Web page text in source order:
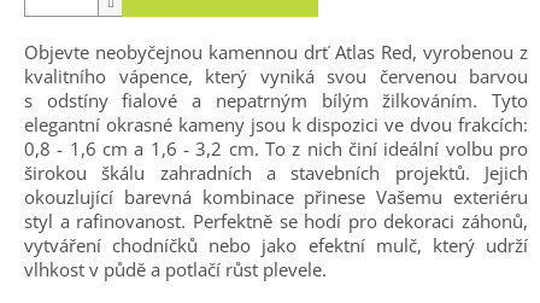
Objevte neobyčejnou kamennou drť Atlas Red, vyrobenou z
kvalitního vápence, který vyniká svou červenou barvou
s odstíny fialové a nepatrným bílým žilkováním. Tyto
elegantní okrasné kameny jsou k dispozici ve dvou frakcích:
0,8 - 1,6 cm a 1,6 - 3,2 cm. To z nich činí ideální volbu pro
širokou škálu zahradních a stavebních projektů. Jejich
okouzlující barevná kombinace přinese Vašemu exteriéru
styl a rafinovanost. Perfektně se hodí pro dekoraci záhonů,
vytváření chodníčků nebo jako efektní mulč, který udrží
vlhkost v půdě a potlačí růst plevele.